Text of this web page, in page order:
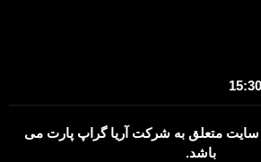
متعلق به شرکت آریا گراپ پارت می
باشد.